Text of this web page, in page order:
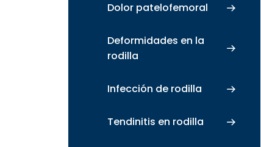
Dolor patelofemoral
Deformidades en la
rodilla
Infección de rodilla
Tendinitis en rodilla